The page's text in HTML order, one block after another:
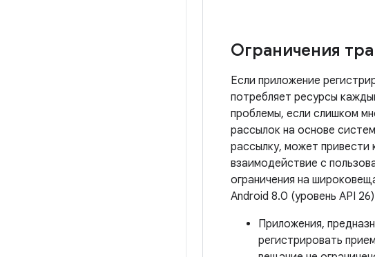
Ограничения
Если приложение
потребляет ресурсы
проблемы, если слишком
рассылок на основе
рассылку, может привести
взаимодействие с
ограничения на
Android 8.0 (уровень API
Приложения,
регистрировать